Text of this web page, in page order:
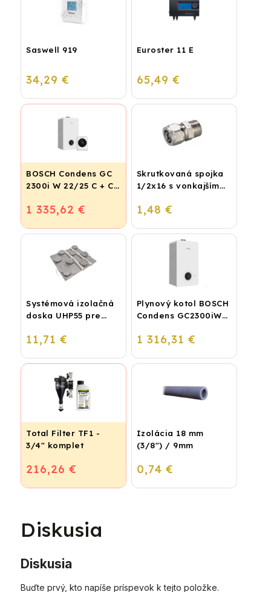
Saswell 919
34,29 €
Euroster 11 E
65,49 €
BOSCH Condens GC
2300i W 22/25 C + CR
1 335,62 €
Skrutkovaná spojka
1/2x16 s vonkajším
1,48 €
Systémová izolačná
doska UHP55 pre
(STIROTERMAL
11,71 €
Plynový kotol BOSCH
Condens GC2300iW
kondenzačný
1 316,31 €
Total Filter TF1 -
3/4" komplet
216,26 €
Izolácia 18 mm
(3/8") / 9mm
0,74 €
Diskusia
Diskusia
Buďte prvý, kto napíše príspevok k tejto položke.